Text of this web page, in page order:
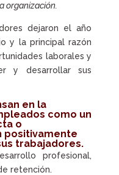
organización.
dejaron el año
y la principal razón
laborales y
y desarrollar sus
en la
como un
o
positivamente
trabajadores.
profesional,
retención.